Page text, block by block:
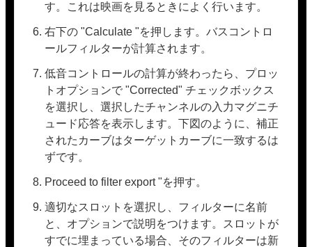
す。これは映画を見るときによく行います。
右下の "Calculate "を押します。バスコントロ
ールフィルターが計算されます。
低音コントロールの計算が終わったら、プロッ
トオプションで "Corrected" チェックボックス
を選択し、選択したチャンネルの入力マグニチ
ュード応答を表示します。下図のように、補正
されたカーブはターゲットカーブに一致するは
ずです。
Proceed to filter export "を押す。
適切なスロットを選択し、フィルターに名前
と、オプションで説明をつけます。スロットが
すでに埋まっている場合、そのフィルターは新